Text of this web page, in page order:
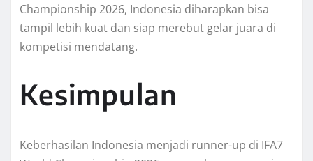
Championship 2026, Indonesia diharapkan bisa
tampil lebih kuat dan siap merebut gelar juara di
kompetisi mendatang.
Kesimpulan
Keberhasilan Indonesia menjadi runner-up di IFA7